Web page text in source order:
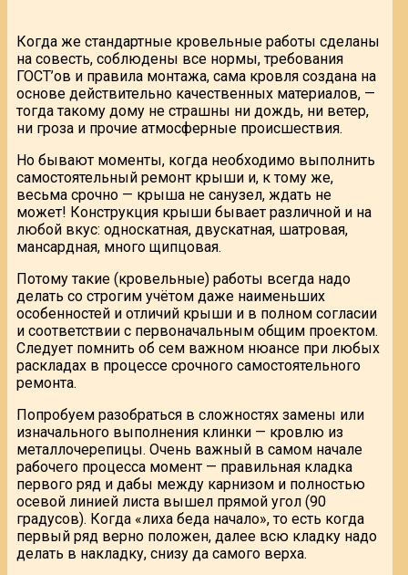
Когда же стандартные кровельные работы сделаны
на совесть, соблюдены все нормы, требования
ГОСТ’ов и правила монтажа, сама кровля создана на
основе действительно качественных материалов, —
тогда такому дому не страшны ни дождь, ни ветер,
ни гроза и прочие атмосферные происшествия.
Но бывают моменты, когда необходимо выполнить
самостоятельный ремонт крыши и, к тому же,
весьма срочно — крыша не санузел, ждать не
может! Конструкция крыши бывает различной и на
любой вкус: односкатная, двускатная, шатровая,
мансардная, много щипцовая.
Потому такие (кровельные) работы всегда надо
делать со строгим учётом даже наименьших
особенностей и отличий крыши и в полном согласии
и соответствии с первоначальным общим проектом.
Следует помнить об сем важном нюансе при любых
раскладах в процессе срочного самостоятельного
ремонта.
Попробуем разобраться в сложностях замены или
изначального выполнения клинки — кровлю из
металлочерепицы. Очень важный в самом начале
рабочего процесса момент — правильная кладка
первого ряд и дабы между карнизом и полностью
осевой линией листа вышел прямой угол (90
градусов). Когда «лиха беда начало», то есть когда
первый ряд верно положен, далее всю кладку надо
делать в накладку, снизу да самого верха.